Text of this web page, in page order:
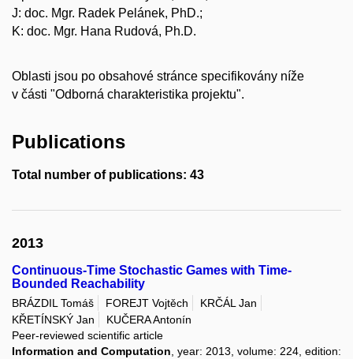
J: doc. Mgr. Radek Pelánek, PhD.;
K: doc. Mgr. Hana Rudová, Ph.D.
Oblasti jsou po obsahové stránce specifikovány níže
v části "Odborná charakteristika projektu".
Publications
Total number of publications: 43
2013
Continuous-Time Stochastic Games with Time-
Bounded Reachability
BRÁZDIL Tomáš FOREJT Vojtěch
KRČÁL Jan
KŘETÍNSKÝ Jan
KUČERA Antonín
Peer-reviewed scientific article
Information and Computation, year: 2013, volume: 224, edition: